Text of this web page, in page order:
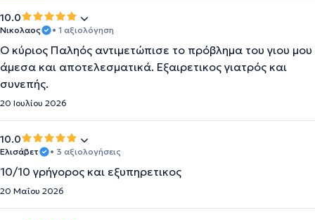
10.0
Νικολαος • 1 αξιολόγηση
Ο κύριος Παληός αντιμετώπισε το πρόβλημα του γιου μου
άμεσα και αποτελεσματικά. Εξαιρετικος γιατρός και
συνεπής.
20 Ιουλίου 2026
10.0
Ελισάβετ • 3 αξιολογήσεις
10/10 γρήγορος και εξυπηρετικος
20 Μαΐου 2026